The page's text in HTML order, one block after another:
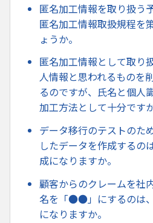
匿名加工情報を取り扱う
匿名加工情報取扱規程を
ょうか。
匿名加工情報として取り
人情報と思われるものを
るのですが、氏名と個人
加工方法として十分ですか
データ移行のテストの
したデータを作成するの
成になりますか。
顧客からのクレームを社
名を「●●」にするのは
になりますか。